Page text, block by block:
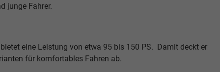
junge Fahrer.
eine Leistung von etwa 95 bis 150 PS. Damit deckt er
für komfortables Fahren ab.